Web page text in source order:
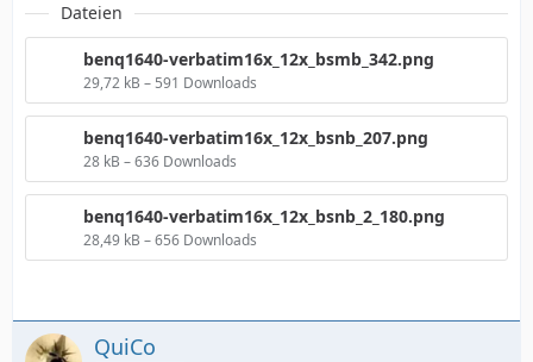
Dateien
benq1640-verbatim16x_12x_bsmb_342.png
29,72 kB – 591 Downloads
benq1640-verbatim16x_12x_bsnb_207.png
28 kB – 636 Downloads
benq1640-verbatim16x_12x_bsnb_2_180.png
28,49 kB – 656 Downloads
QuiCo